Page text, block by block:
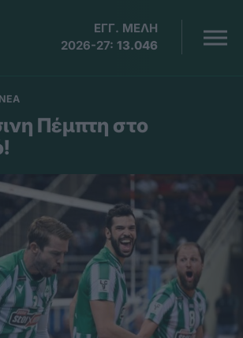
ΕΓΓ. ΜΕΛΗ
2026-27: 13.046
ΝΕΑ
Πέμπτη στο